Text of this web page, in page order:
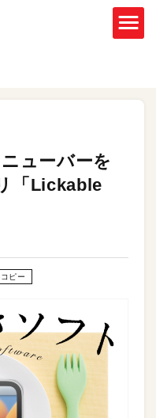
ューバーを
「Lickable
ピー